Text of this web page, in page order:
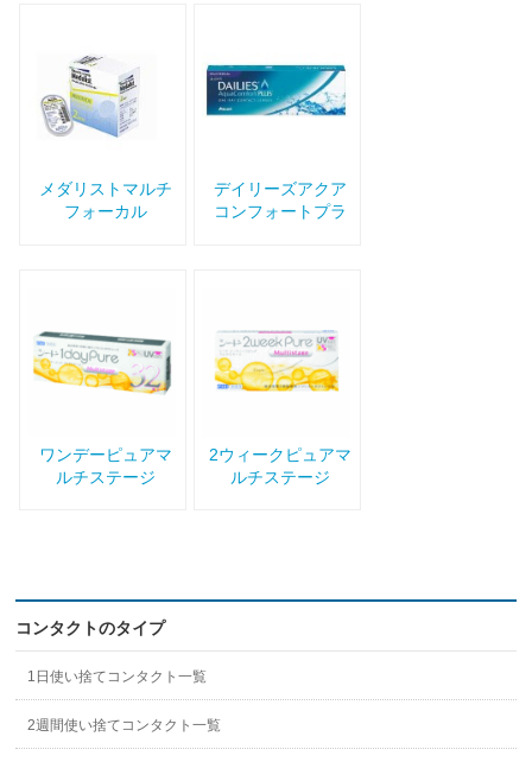
メダリストマルチ
フォーカル
デイリーズアクア
コンフォートプラ
ワンデーピュアマ
ルチステージ
2ウィークピュアマ
ルチステージ
コンタクトのタイプ
1日使い捨てコンタクト一覧
2週間使い捨てコンタクト一覧